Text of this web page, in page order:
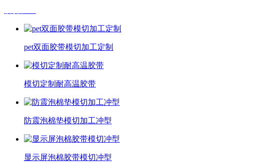
pet双面胶带模切加工定制
模切定制耐高温胶带
防震泡棉垫模切加工冲型
显示屏泡棉胶带模切冲型